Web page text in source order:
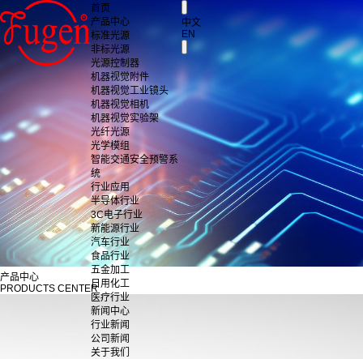
首页
产品中心
标准光源
非标光源
光源控制器
机器视觉附件
机器视觉工业镜头
机器视觉相机
机器视觉实验架
光纤光源
光学模组
智能交通安全预警系
统
行业应用
半导体行业
3C电子行业
新能源行业
汽车行业
食品行业
五金加工
日用化工
医疗行业
新闻中心
行业新闻
公司新闻
关于我们
中文
EN
产品中心
PRODUCTS CENTER